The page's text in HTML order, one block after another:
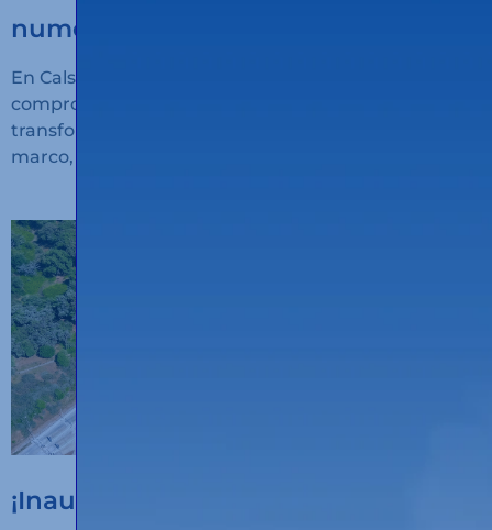
numérisation du transport durable
En Calsina Carré seguimos avanzando en nuestro
compromiso con la innovación, la sostenibilidad y la
transformación digital del transporte. En este
marco, hemos recibido financiación
¡Inauguramos un nuevo hub